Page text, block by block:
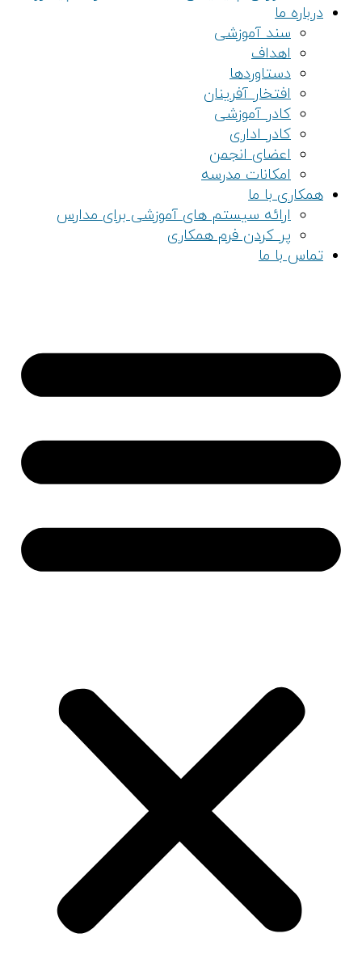
درباره ما
سند آموزشی
اهداف
دستاوردها
افتخار آفرینان
کادر آموزشی
کادر اداری
اعضای انجمن
امکانات مدرسه
همکاری با ما
ارائه سیستم های آموزشی برای مدارس
پر کردن فرم همکاری
تماس با ما